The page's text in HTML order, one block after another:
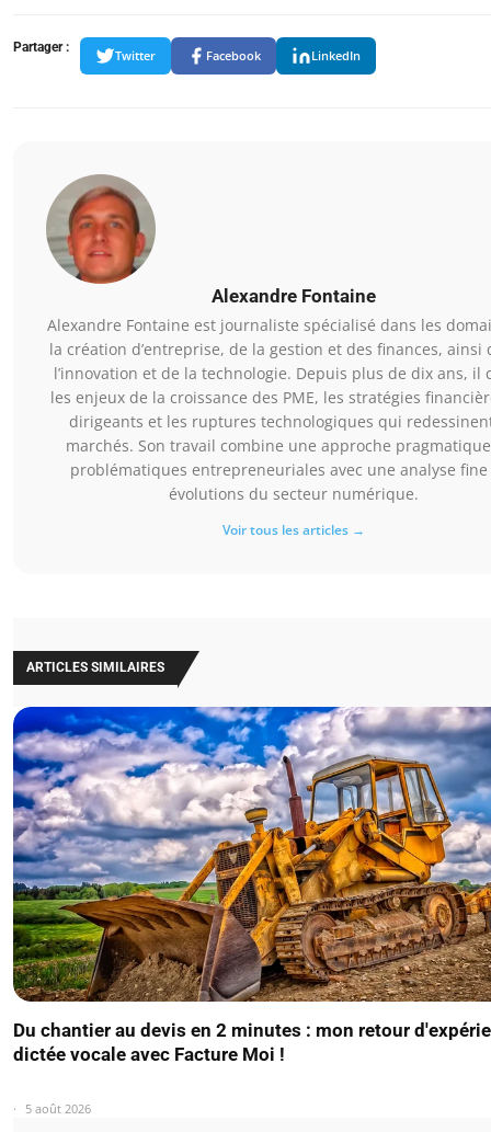
Partager :
Twitter Facebook LinkedIn
Alexandre Fontaine
Alexandre Fontaine est journaliste spécialisé dans les
la création d’entreprise, de la gestion et des finances, ainsi
l’innovation et de la technologie. Depuis plus de dix ans, il
les enjeux de la croissance des PME, les stratégies
dirigeants et les ruptures technologiques qui
marchés. Son travail combine une approche
problématiques entrepreneuriales avec une analyse fine
évolutions du secteur numérique.
Voir tous les articles →
ARTICLES SIMILAIRES
Du chantier au devis en 2 minutes : mon retour
dictée vocale avec Facture Moi !
5 août 2026